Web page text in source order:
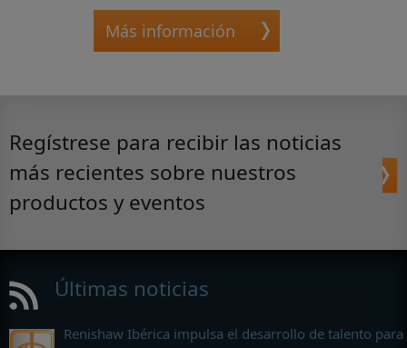
Más información
Regístrese para recibir las noticias
más recientes sobre nuestros
productos y eventos
Últimas noticias
Renishaw Ibérica impulsa el desarrollo de talento para